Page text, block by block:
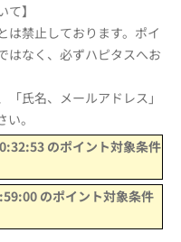
】
は禁止しております。ポイ
はなく、必ずハピタスへお
氏名、メールアドレス」
。
のポイント対象条件
のポイント対象条件